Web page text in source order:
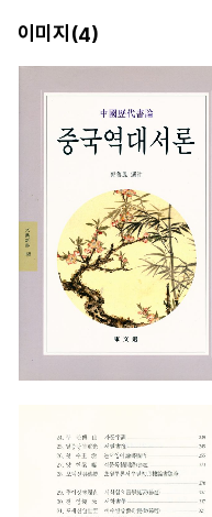
이미지(4)